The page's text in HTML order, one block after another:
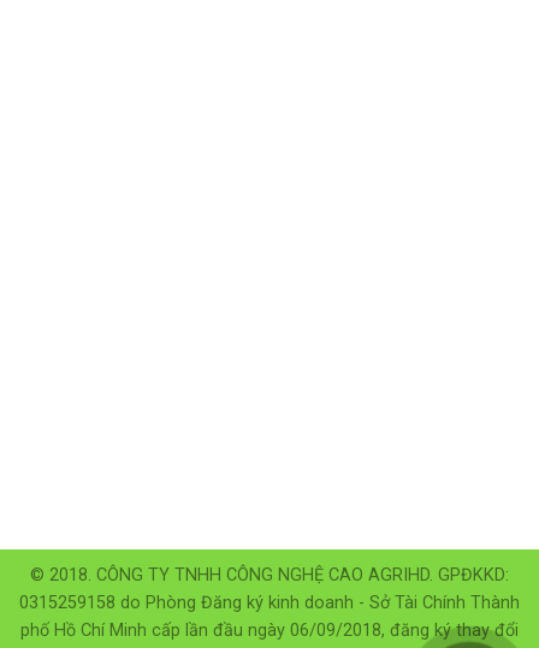
© 2018. CÔNG TY TNHH CÔNG NGHỆ CAO AGRIHD. GPĐKKD:
0315259158 do Phòng Đăng ký kinh doanh - Sở Tài Chính Thành
phố Hồ Chí Minh cấp lần đầu ngày 06/09/2018, đăng ký thay đổi